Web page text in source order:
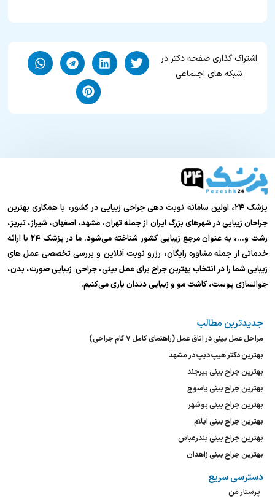
اشتراک گذاری صفحه دکتر در
شبکه های اجتماعی
پزشک ۲۴، اولین سامانه نوبت دهی جراحی زیبایی در کشور، با همکاری بهترین
جراحان زیبایی در شهرهای بزرگ ایران از جمله تهران، مشهد، اصفهان، شیراز، تبریز،
رشت و…، به عنوان مرجع زیبایی کشور شناخته می‌شود. ما در پزشک ۲۴ با ارائه
خدماتی از جمله مشاوره رایگان، رزرو نوبت آنلاین و بررسی تخصصی عمل های
زیبایی شما را در انتخاب بهترین جراح برای عمل بینی، جراحی زیبایی صورت، بدن،
جوانسازی پوست، کاشت مو و زیبایی دندان یاری می‌کنیم.
جدیدترین مطالب
مراحل عمل بینی در اتاق عمل (راهنمای کامل ۷ گام جراحی)
بهترین دکتر هیپ دیپ در مشهد
بهترین جراح بینی بیرجند
بهترین جراح بینی یاسوج
بهترین جراح بینی بوشهر
بهترین جراح بینی ایلام
بهترین جراح بینی بندرعباس
بهترین جراح بینی زاهدان
دسترسی سریع
پرستار من